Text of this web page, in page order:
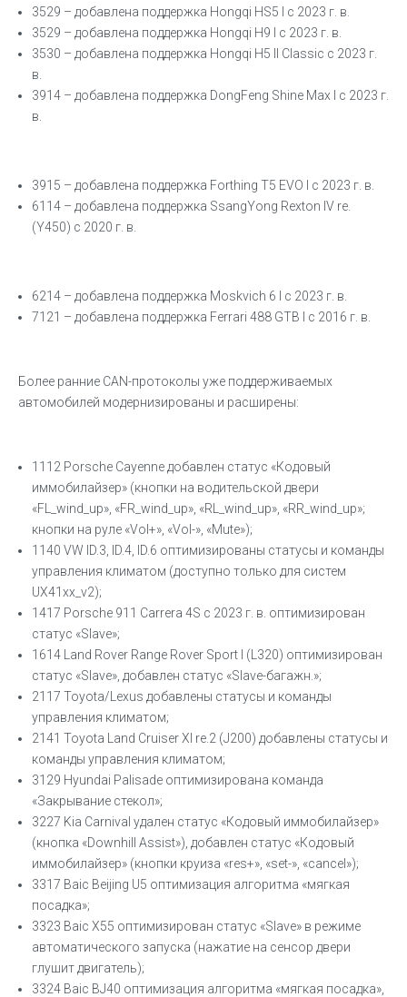
3529 – добавлена поддержка Hongqi HS5 I с 2023 г. в.
3529 – добавлена поддержка Hongqi H9 I с 2023 г. в.
3530 – добавлена поддержка Hongqi H5 II Classic с 2023 г.
в.
3914 – добавлена поддержка DongFeng Shine Max I с 2023 г.
в.
3915 – добавлена поддержка Forthing T5 EVO I с 2023 г. в.
6114 – добавлена поддержка SsangYong Rexton IV re.
(Y450) с 2020 г. в.
6214 – добавлена поддержка Moskvich 6 I с 2023 г. в.
7121 – добавлена поддержка Ferrari 488 GTB I с 2016 г. в.
Более ранние CAN-протоколы уже поддерживаемых
автомобилей модернизированы и расширены:
1112 Porsche Cayenne добавлен статус «Кодовый
иммобилайзер» (кнопки на водительской двери
«FL_wind_up», «FR_wind_up», «RL_wind_up», «RR_wind_up»;
кнопки на руле «Vol+», «Vol-», «Mute»);
1140 VW ID.3, ID.4, ID.6 оптимизированы статусы и команды
управления климатом (доступно только для систем
UX41xx_v2);
1417 Porsche 911 Carrera 4S с 2023 г. в. оптимизирован
статус «Slave»;
1614 Land Rover Range Rover Sport I (L320) оптимизирован
статус «Slave», добавлен статус «Slave-багажн.»;
2117 Toyota/Lexus добавлены статусы и команды
управления климатом;
2141 Toyota Land Cruiser XI re.2 (J200) добавлены статусы и
команды управления климатом;
3129 Hyundai Palisade оптимизирована команда
«Закрывание стекол»;
3227 Kia Carnival удален статус «Кодовый иммобилайзер»
(кнопка «Downhill Assist»), добавлен статус «Кодовый
иммобилайзер» (кнопки круиза «res+», «set-», «cancel»);
3317 Baic Beijing U5 оптимизация алгоритма «мягкая
посадка»;
3323 Baic X55 оптимизирован статус «Slave» в режиме
автоматического запуска (нажатие на сенсор двери
глушит двигатель);
3324 Baic BJ40 оптимизация алгоритма «мягкая посадка»,